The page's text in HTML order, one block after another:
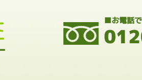
■お電話